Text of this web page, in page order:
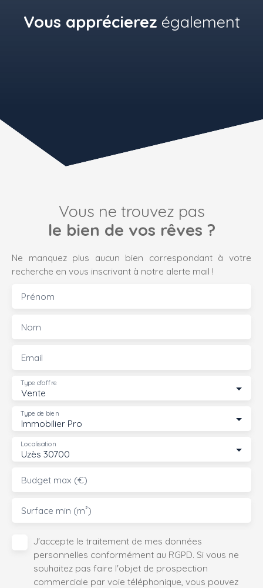
Vous apprécierez également
Vous ne trouvez pas
le bien de vos rêves ?
Ne manquez plus aucun bien correspondant à votre
recherche en vous inscrivant à notre alerte mail !
Prénom
Nom
Email
Vente
Type d'offre
Immobilier Pro
Type de bien
Uzès 30700
Localisation
Budget max (€)
Surface min (m²)
J'accepte le traitement de mes données
personnelles conformément au RGPD. Si vous ne
souhaitez pas faire l'objet de prospection
commerciale par voie téléphonique, vous pouvez